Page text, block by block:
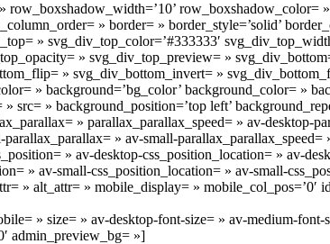
row_boxshadow_color=
» border= » border_style=’solid’
» svg_div_top_color=’#333333′
» svg_div_top_preview= »
» svg_div_bottom_invert= »
» background=’bg_color’ background_color= »
» background_position=’top left’
» parallax_parallax_speed= » av-desktop-
» av-small-
» av-desktop-css_position_location= » av-
» av-small-css_position_location= » av-small-
alt_attr= » mobile_display= » mobile_col_pos=’0′
» size= » av-desktop-font-size= » av-medium-
admin_preview_bg= »]